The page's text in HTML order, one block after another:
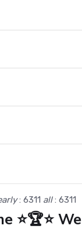
: 6311 all: 6311
⭐🏆⭐